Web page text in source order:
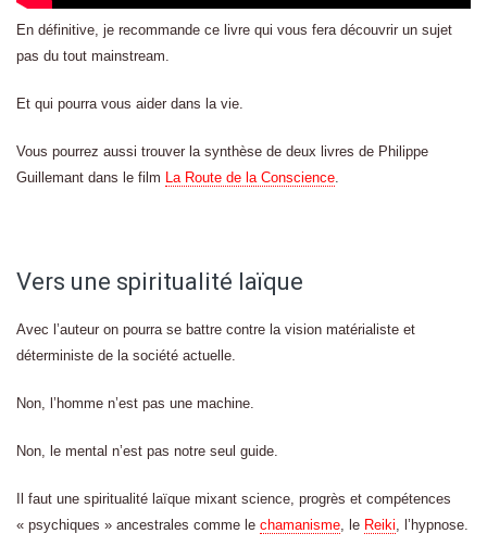
En définitive, je recommande ce livre qui vous fera découvrir un sujet
pas du tout mainstream.
Et qui pourra vous aider dans la vie.
Vous pourrez aussi trouver la synthèse de deux livres de Philippe
Guillemant dans le film La Route de la Conscience.
Vers une spiritualité laïque
Avec l’auteur on pourra se battre contre la vision matérialiste et
déterministe de la société actuelle.
Non, l’homme n’est pas une machine.
Non, le mental n’est pas notre seul guide.
Il faut une spiritualité laïque mixant science, progrès et compétences
« psychiques » ancestrales comme le chamanisme, le Reiki, l’hypnose.